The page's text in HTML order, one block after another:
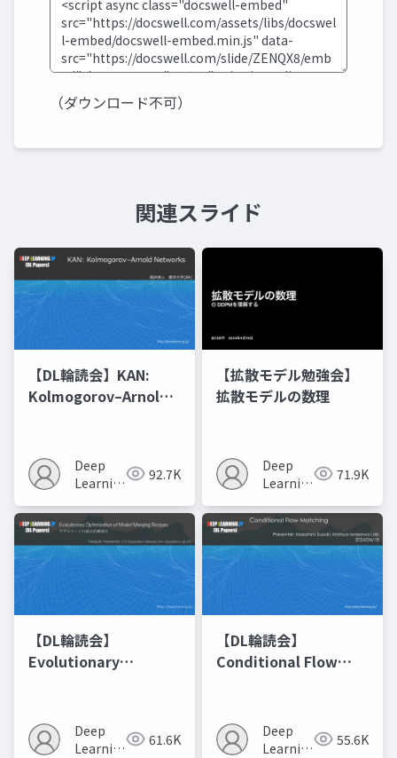
（ダウンロード不可）
関連スライド
【DL輪読会】KAN:
Kolmogorov–Arnold
Deep
Learning
92.7K
【拡散モデル勉強会】
拡散モデルの数理
Deep
Learning
71.9K
【DL輪読会】
Evolutionary
Recipes モデルマージ
の進化的最適化
Deep
Learning
61.6K
【DL輪読会】
Conditional Flow
Deep
Learning
55.6K